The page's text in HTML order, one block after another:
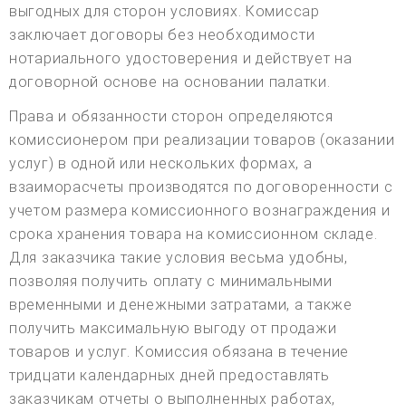
выгодных для сторон условиях. Комиссар
заключает договоры без необходимости
нотариального удостоверения и действует на
договорной основе на основании палатки.
Права и обязанности сторон определяются
комиссионером при реализации товаров (оказании
услуг) в одной или нескольких формах, а
взаиморасчеты производятся по договоренности с
учетом размера комиссионного вознаграждения и
срока хранения товара на комиссионном складе.
Для заказчика такие условия весьма удобны,
позволяя получить оплату с минимальными
временными и денежными затратами, а также
получить максимальную выгоду от продажи
товаров и услуг. Комиссия обязана в течение
тридцати календарных дней предоставлять
заказчикам отчеты о выполненных работах,